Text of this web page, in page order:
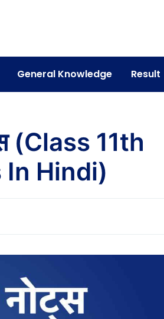
General Knowledge Result
(Class 11th
Hindi)